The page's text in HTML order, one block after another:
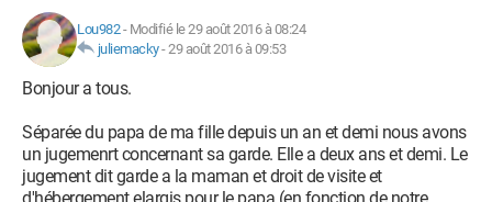
Lou982- Modifié le 29 août 2016 à 08:24
juliemacky-29 août 2016 à 09:53
Bonjour a tous.
Séparée du papa de ma fille depuis un an et demi nous avons
un jugemenrt concernant sa garde. Elle a deux ans et demi. Le
jugement dit garde a la maman et droit de visite et